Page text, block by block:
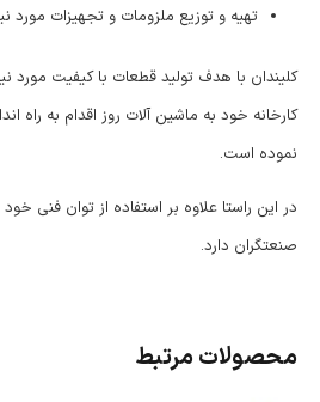
تهیه و توزیع ملزومات و تجهیزات مورد
کلیندان با هدف تولید قطعات با کیفیت
کارخانه خود به ماشین آلات روز اقدام به راه
نموده است.
در این راستا علاوه بر استفاده از توان فنی
صنعتگران دارد.
محصولات مرتبط